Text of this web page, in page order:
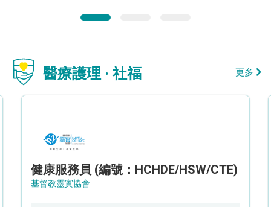
醫療護理 · 社福 更多
健康服務員 (編號：HCHDE/HSW/CTE)
基督教靈實協會